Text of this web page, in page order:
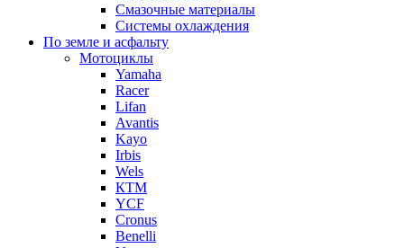
Смазочные материалы
Системы охлаждения
По земле и асфальту
Мотоциклы
Yamaha
Racer
Lifan
Avantis
Kayo
Irbis
Wels
КТМ
YCF
Cronus
Benelli